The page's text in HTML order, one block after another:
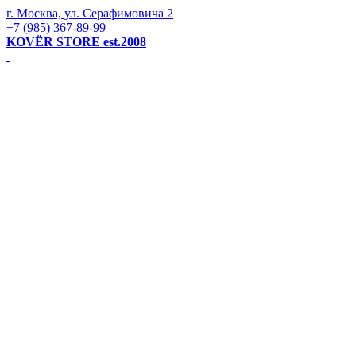
г. Москва, ул. Серафимовича 2
+7 (985) 367-89-99
KOVЁR STORE est.2008